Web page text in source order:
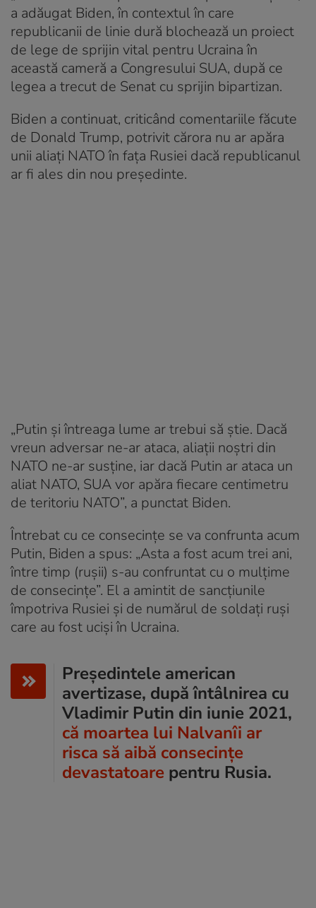
a adăugat Biden, în contextul în care
republicanii de linie dură blochează un proiect
de lege de sprijin vital pentru Ucraina în
această cameră a Congresului SUA, după ce
legea a trecut de Senat cu sprijin bipartizan.
Biden a continuat, criticând comentariile făcute
de Donald Trump, potrivit cărora nu ar apăra
unii aliați NATO în fața Rusiei dacă republicanul
ar fi ales din nou președinte.
„Putin și întreaga lume ar trebui să știe. Dacă
vreun adversar ne-ar ataca, aliații noștri din
NATO ne-ar susține, iar dacă Putin ar ataca un
aliat NATO, SUA vor apăra fiecare centimetru
de teritoriu NATO”, a punctat Biden.
Întrebat cu ce consecințe se va confrunta acum
Putin, Biden a spus: „Asta a fost acum trei ani,
între timp (rușii) s-au confruntat cu o mulțime
de consecințe”. El a amintit de sancțiunile
împotriva Rusiei și de numărul de soldați ruși
care au fost uciși în Ucraina.
Președintele american
avertizase, după întâlnirea cu
Vladimir Putin din iunie 2021,
că moartea lui Nalvanîi ar
risca să aibă consecințe
devastatoare pentru Rusia.